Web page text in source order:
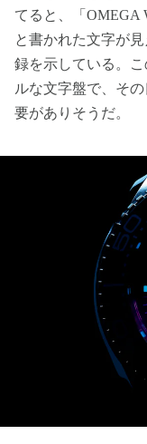
てると、「OMEGA
と書かれた文字が
録を示している。
ルな文字盤で、そ
要がありそうだ。